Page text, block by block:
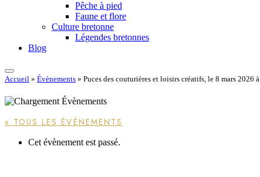
Pêche à pied
Faune et flore
Culture bretonne
Légendes bretonnes
Blog
Accueil » Évènements » Puces des couturières et loisirs créatifs, le 8 mars 2026
« TOUS LES ÉVÈNEMENTS
Cet évènement est passé.